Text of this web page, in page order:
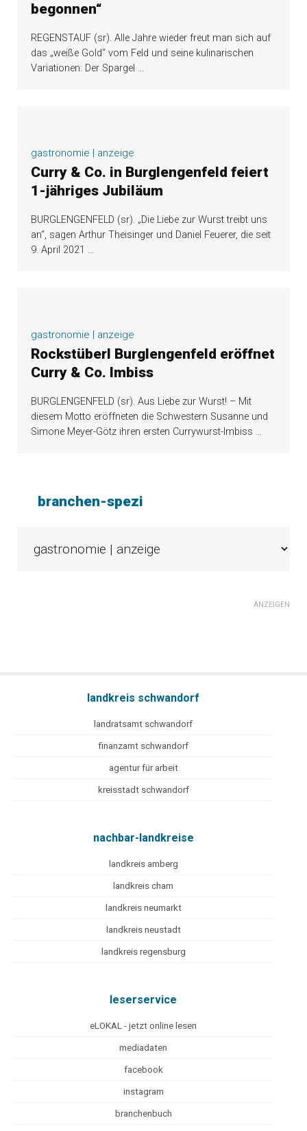
begonnen“
REGENSTAUF (sr). Alle Jahre wieder freut man sich auf
das „weiße Gold“ vom Feld und seine kulinarischen
Variationen: Der Spargel …
gastronomie | anzeige
Curry & Co. in Burglengenfeld feiert
1-jähriges Jubiläum
BURGLENGENFELD (sr). „Die Liebe zur Wurst treibt uns
an“, sagen Arthur Theisinger und Daniel Feuerer, die seit
9. April 2021 …
gastronomie | anzeige
Rockstüberl Burglengenfeld eröffnet
Curry & Co. Imbiss
BURGLENGENFELD (sr). Aus Liebe zur Wurst! – Mit
diesem Motto eröffneten die Schwestern Susanne und
Simone Meyer-Götz ihren ersten Currywurst-Imbiss …
branchen-spezi
ANZEIGEN
landkreis schwandorf
landratsamt schwandorf
finanzamt schwandorf
agentur für arbeit
kreisstadt schwandorf
nachbar-landkreise
landkreis amberg
landkreis cham
landkreis neumarkt
landkreis neustadt
landkreis regensburg
leserservice
eLOKAL - jetzt online lesen
mediadaten
facebook
instagram
branchenbuch